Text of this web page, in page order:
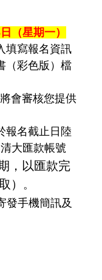
（星期一）
填寫報名資訊
（彩色版）檔
會審核您提供
報名截止日陸
大匯款帳號
，以匯款完
） 。
發手機簡訊及